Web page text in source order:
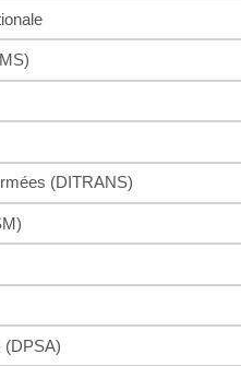
(DITRANS)
(DPSA)